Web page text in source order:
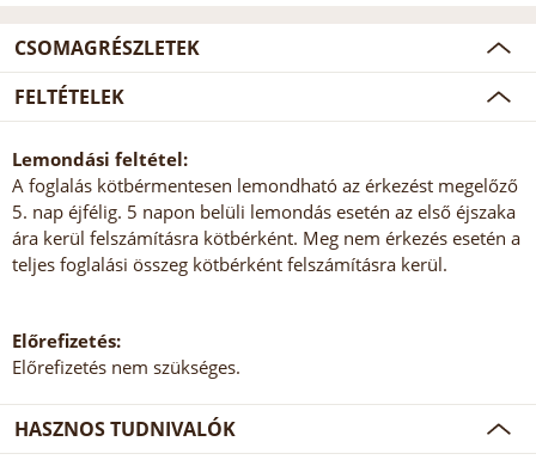
CSOMAGRÉSZLETEK
FELTÉTELEK
Lemondási feltétel:
A foglalás kötbérmentesen lemondható az érkezést megelőző
5. nap éjfélig. 5 napon belüli lemondás esetén az első éjszaka
ára kerül felszámításra kötbérként. Meg nem érkezés esetén a
teljes foglalási összeg kötbérként felszámításra kerül.
Előrefizetés:
Előrefizetés nem szükséges.
HASZNOS TUDNIVALÓK